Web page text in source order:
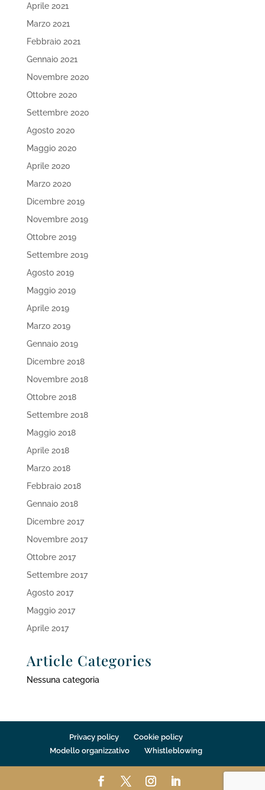
Aprile 2021
Marzo 2021
Febbraio 2021
Gennaio 2021
Novembre 2020
Ottobre 2020
Settembre 2020
Agosto 2020
Maggio 2020
Aprile 2020
Marzo 2020
Dicembre 2019
Novembre 2019
Ottobre 2019
Settembre 2019
Agosto 2019
Maggio 2019
Aprile 2019
Marzo 2019
Gennaio 2019
Dicembre 2018
Novembre 2018
Ottobre 2018
Settembre 2018
Maggio 2018
Aprile 2018
Marzo 2018
Febbraio 2018
Gennaio 2018
Dicembre 2017
Novembre 2017
Ottobre 2017
Settembre 2017
Agosto 2017
Maggio 2017
Aprile 2017
Article Categories
Nessuna categoria
Privacy policy
Cookie policy
Modello organizzativo
Whistleblowing